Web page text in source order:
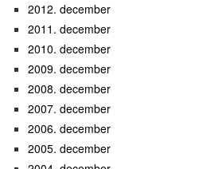
2012. december
2011. december
2010. december
2009. december
2008. december
2007. december
2006. december
2005. december